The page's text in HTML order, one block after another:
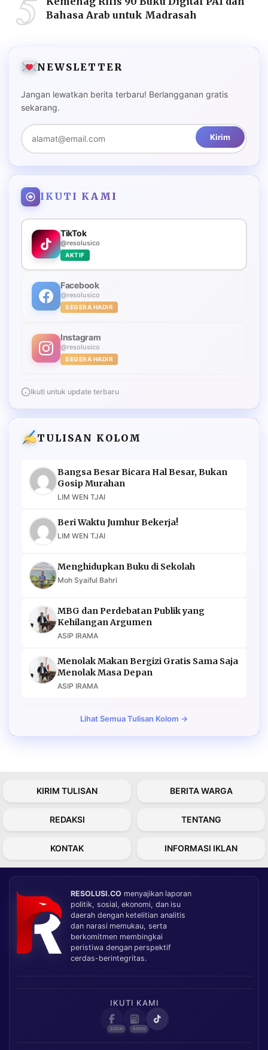
Bahasa Arab untuk Madrasah
NEWSLETTER
Jangan lewatkan berita terbaru! Berlangganan gratis
sekarang.
Kirim
IKUTI KAMI
TikTok
@resolusico
AKTIF
Facebook
@resolusico
SEGERA HADIR
Instagram
@resolusico
SEGERA HADIR
Ikuti untuk update terbaru
TULISAN KOLOM
Bangsa Besar Bicara Hal Besar, Bukan
Gosip Murahan
LIM WEN TJAI
Beri Waktu Jumhur Bekerja!
LIM WEN TJAI
Menghidupkan Buku di Sekolah
Moh Syaiful Bahri
MBG dan Perdebatan Publik yang
Kehilangan Argumen
ASIP IRAMA
Menolak Makan Bergizi Gratis Sama Saja
Menolak Masa Depan
ASIP IRAMA
Lihat Semua Tulisan Kolom →
KIRIM TULISAN BERITA WARGA
REDAKSI TENTANG
KONTAK INFORMASI IKLAN
RESOLUSI.CO menyajikan laporan
politik, sosial, ekonomi, dan isu
daerah dengan ketelitian analitis
dan narasi memukau, serta
berkomitmen membingkai
peristiwa dengan perspektif
cerdas-berintegritas.
IKUTI KAMI